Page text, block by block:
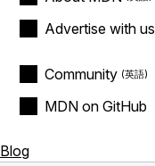
Advertise with us
Community
MDN on GitHub
Blog